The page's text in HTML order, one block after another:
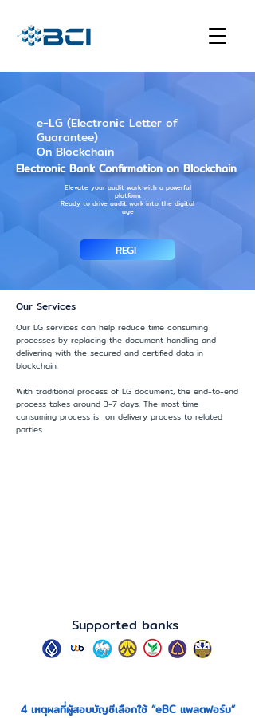
e-LG (Electronic Letter of
Guarantee)
On Blockchain
Electronic Bank Confirmation on Blockchain
Elevate your audit work with a powerful
platform.
Ready to drive audit work into the digital
age
REGI
Our Services
Our LG services can help reduce time consuming
processes by replacing the document handling and
delivering with the secured and certified data in
blockchain.
With traditional process of LG document, the end-to-end
process takes around 3-7 days. The most time
consuming process is on delivery process to related
parties
Supported banks
4 เหตุผลที่ผู้สอบบัญชีเลือกใช้ “eBC แพลตฟอร์ม”